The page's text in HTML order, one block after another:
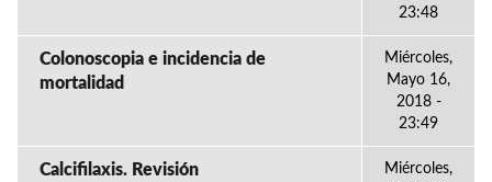
23:48
Colonoscopia e incidencia de
mortalidad
Miércoles,
Mayo 16,
2018 -
23:49
Calcifilaxis. Revisión
Miércoles,